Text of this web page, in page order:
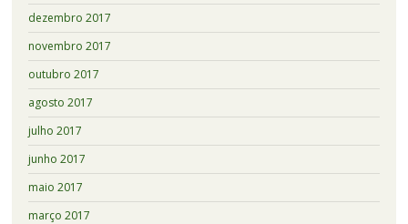
dezembro 2017
novembro 2017
outubro 2017
agosto 2017
julho 2017
junho 2017
maio 2017
março 2017